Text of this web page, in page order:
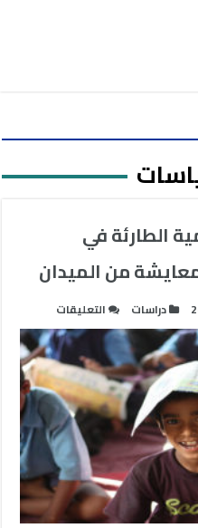
الطارئة في
من الميدان
دراسات التعليقات
واقع
السياسات
التعليمية
الطارئة
في
مبادرات
الخيام:
شهادة
معايشة
من